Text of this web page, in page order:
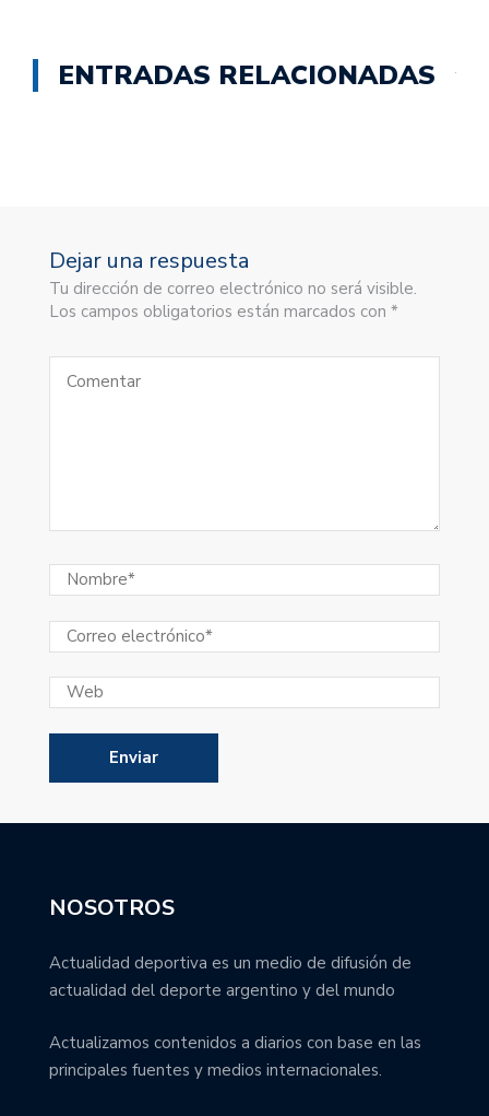
ENTRADAS RELACIONADAS
Dejar una respuesta
Tu dirección de correo electrónico no será visible.
Los campos obligatorios están marcados con *
NOSOTROS
Actualidad deportiva es un medio de difusión de
actualidad del deporte argentino y del mundo
Actualizamos contenidos a diarios con base en las
principales fuentes y medios internacionales.